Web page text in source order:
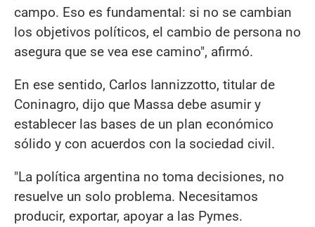
campo. Eso es fundamental: si no se cambian
los objetivos políticos, el cambio de persona no
asegura que se vea ese camino", afirmó.
En ese sentido, Carlos Iannizzotto, titular de
Coninagro, dijo que Massa debe asumir y
establecer las bases de un plan económico
sólido y con acuerdos con la sociedad civil.
"La política argentina no toma decisiones, no
resuelve un solo problema. Necesitamos
producir, exportar, apoyar a las Pymes.